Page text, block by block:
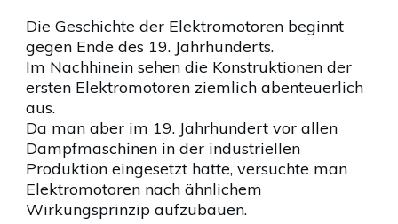
Die Geschichte der Elektromotoren beginnt
gegen Ende des 19. Jahrhunderts.
Im Nachhinein sehen die Konstruktionen der
ersten Elektromotoren ziemlich abenteuerlich
aus.
Da man aber im 19. Jahrhundert vor allen
Dampfmaschinen in der industriellen
Produktion eingesetzt hatte, versuchte man
Elektromotoren nach ähnlichem
Wirkungsprinzip aufzubauen.